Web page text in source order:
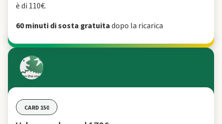
è di 110€.
60 minuti di sosta gratuitadopo la ricarica
CARD 150